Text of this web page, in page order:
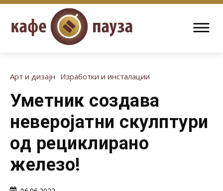
Арт и дизајн Изработки и инсталации
Уметник создава
неверојатни скулптури
од рециклирано
железо!